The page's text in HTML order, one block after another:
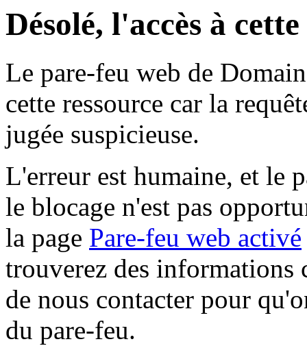
Désolé, l'accès à
Le pare-feu web de
cette ressource car la
jugée suspicieuse.
L'erreur est humaine, et le
le blocage n'est pas
la page Pare-feu web activé
trouverez des informations
de nous contacter pour
du pare-feu.